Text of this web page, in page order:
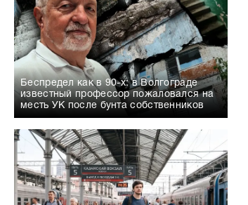
Беспредел как в 90-х: в Волгограде
известный профессор пожаловался на
месть УК после бунта собственников